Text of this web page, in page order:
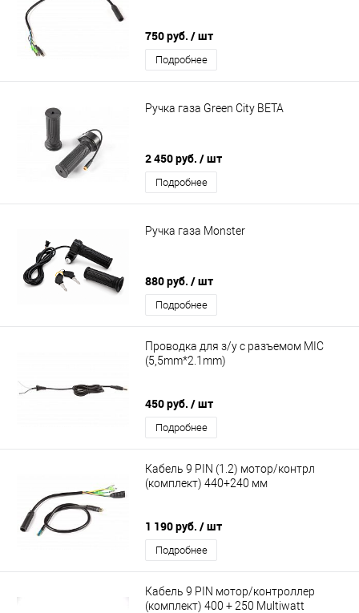
750 руб. / шт
Подробнее
Ручка газа Green City BETA
2 450 руб. / шт
Подробнее
Ручка газа Monster
880 руб. / шт
Подробнее
Проводка для з/у с разъемом MIC
(5,5mm*2.1mm)
450 руб. / шт
Подробнее
Кабель 9 PIN (1.2) мотор/контрл
(комплект) 440+240 мм
1 190 руб. / шт
Подробнее
Кабель 9 PIN мотор/контроллер
(комплект) 400 + 250 Multiwatt